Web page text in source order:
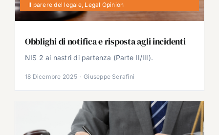
Il parere del legale, Legal Opinion
Obblighi di notifica e risposta agli incidenti
NIS 2 ai nastri di partenza (Parte II/III).
18 Dicembre 2025 · Giuseppe Serafini